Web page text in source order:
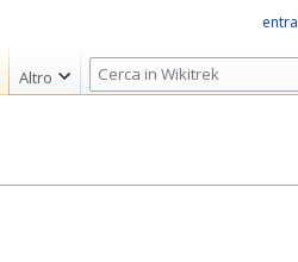
entra
Altro
R
i
r